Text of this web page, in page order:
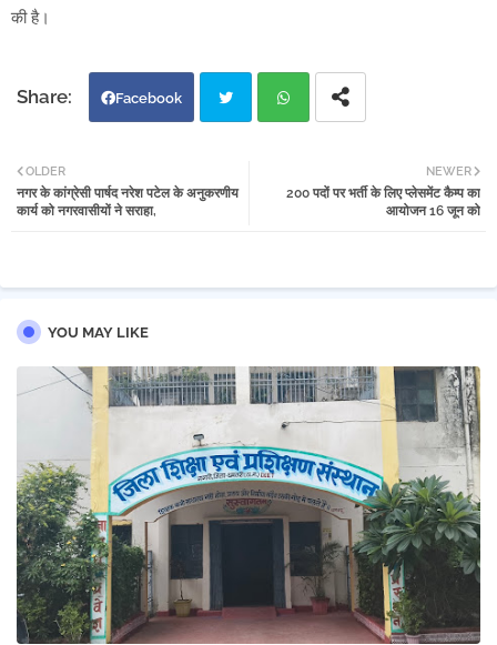
की है।
Facebook
tter atsa
NEWER
200 पदों पर भर्ती के लिए प्लेसमेंट कैम्प का
आयोजन 16 जून को
OLDER
नगर के कांग्रेसी पार्षद नरेश पटेल के अनुकरणीय
कार्य को नगरवासीयों ने सराहा,
YOU MAY LIKE